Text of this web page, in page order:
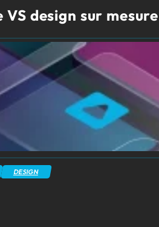
VS design sur
DESIGN